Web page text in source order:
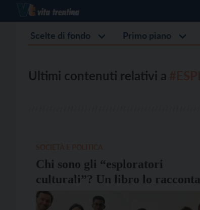
Scelte di fondo Primo piano
Ultimi contenuti relativi a
Chi sono gli “esploratori
culturali”? Un libro lo racconta